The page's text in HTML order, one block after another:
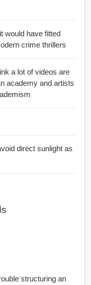
would have fitted
crime thrillers
a lot of videos are
academy and artists
direct sunlight as
structuring an